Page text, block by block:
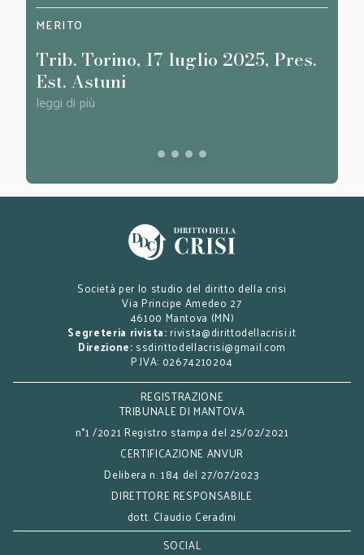
MERITO
Trib. Torino, 17 luglio 2025, Pres.
Est. Astuni
leggi di più
Società per lo studio del diritto della crisi
Via Principe Amedeo 27
46100 Mantova (MN)
Segreteria rivista: rivista@dirittodellacrisi.it
Direzione: ssdirittodellacrisi@gmail.com
P.IVA: 02674210204
REGISTRAZIONE
TRIBUNALE DI MANTOVA
n°1 /2021 Registro stampa del 25/02/2021
CERTIFICAZIONE ANVUR
Delibera n. 184 del 27/07/2023
DIRETTORE RESPONSABILE
dott. Claudio Ceradini
SOCIAL